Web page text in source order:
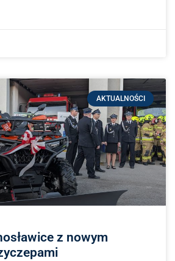
AKTUALNOŚCI
z nowym